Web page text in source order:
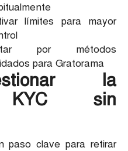
límites para mayor
por métodos
para Gratorama
la
KYC sin
paso clave para retirar